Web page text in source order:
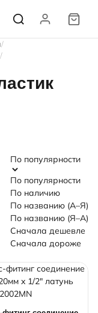
По популярности
По популярности
По наличию
По названию (А–Я)
По названию (Я–А)
Сначала дешевле
Сначала дороже